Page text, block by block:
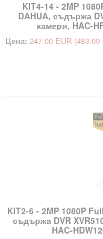
KIT4-14 - 2MP
DAHUA, съдържа
камери,
Цена: 247.00 EUR (483.09
KIT2-6 - 2MP 1080P
съдържа DVR
HAC-